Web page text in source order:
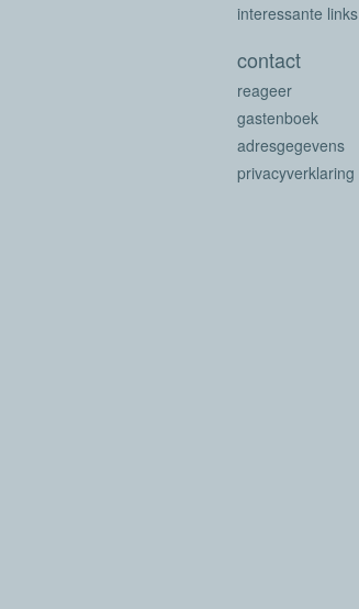
interessante links
contact
reageer
gastenboek
adresgegevens
privacyverklaring